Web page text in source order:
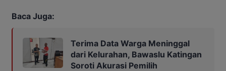
Baca Juga:
Terima Data Warga Meninggal
dari Kelurahan, Bawaslu Katingan
Soroti Akurasi Pemilih